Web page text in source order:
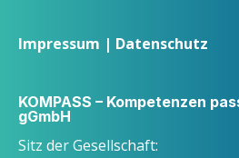
Impressum | Datenschutz
KOMPASS – Kompetenzen
gGmbH
Sitz der Gesellschaft: